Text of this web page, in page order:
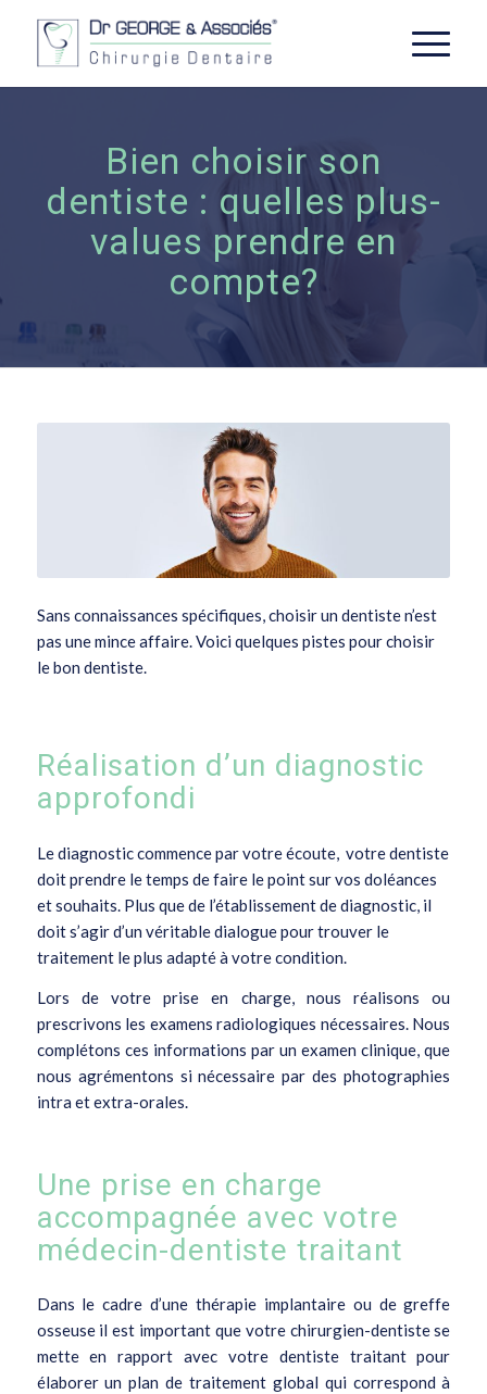
Bien choisir son
dentiste : quelles plus-
values prendre en
compte?
Sans connaissances spécifiques, choisir un dentiste n’est
pas une mince affaire. Voici quelques pistes pour choisir
le bon dentiste.
Réalisation d’un diagnostic
approfondi
Le diagnostic commence par votre écoute, votre dentiste
doit prendre le temps de faire le point sur vos doléances
et souhaits. Plus que de l’établissement de diagnostic, il
doit s’agir d’un véritable dialogue pour trouver le
traitement le plus adapté à votre condition.
Lors de votre prise en charge, nous réalisons ou
prescrivons les examens radiologiques nécessaires. Nous
complétons ces informations par un examen clinique, que
nous agrémentons si nécessaire par des photographies
intra et extra-orales.
Une prise en charge
accompagnée avec votre
médecin-dentiste traitant
Dans le cadre d’une thérapie implantaire ou de greffe
osseuse il est important que votre chirurgien-dentiste se
mette en rapport avec votre dentiste traitant pour
élaborer un plan de traitement global qui correspond à